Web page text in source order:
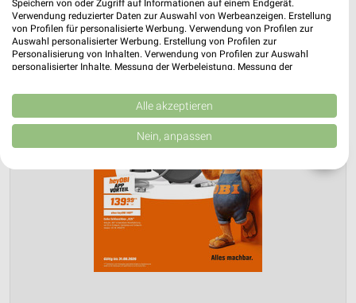
❯
Speichern von oder Zugriff auf Informationen auf einem Endgerät.
Verwendung reduzierter Daten zur Auswahl von Werbeanzeigen. Erstellung
von Profilen für personalisierte Werbung. Verwendung von Profilen zur
Auswahl personalisierter Werbung. Erstellung von Profilen zur
Personalisierung von Inhalten. Verwendung von Profilen zur Auswahl
personalisierter Inhalte. Messung der Werbeleistung. Messung der
Kombinationen von Daten aus verschiedenen Quellen. Entwicklung und
Verbesserung der Angebote. Verwendung reduzierter Daten zur Auswahl
von Inhalten.
Daten können außerhalb der Europäischen Union weitergegeben und in die
Website/App.
Partnerliste anzeigen (1 IAB-Anbieter)
Wir nutzen Ihre Daten für folgende Zwecke:
Speichern von oder Zugriff auf Informationen
auf einem Endgerät
Alle akzeptieren
Nein, anpassen